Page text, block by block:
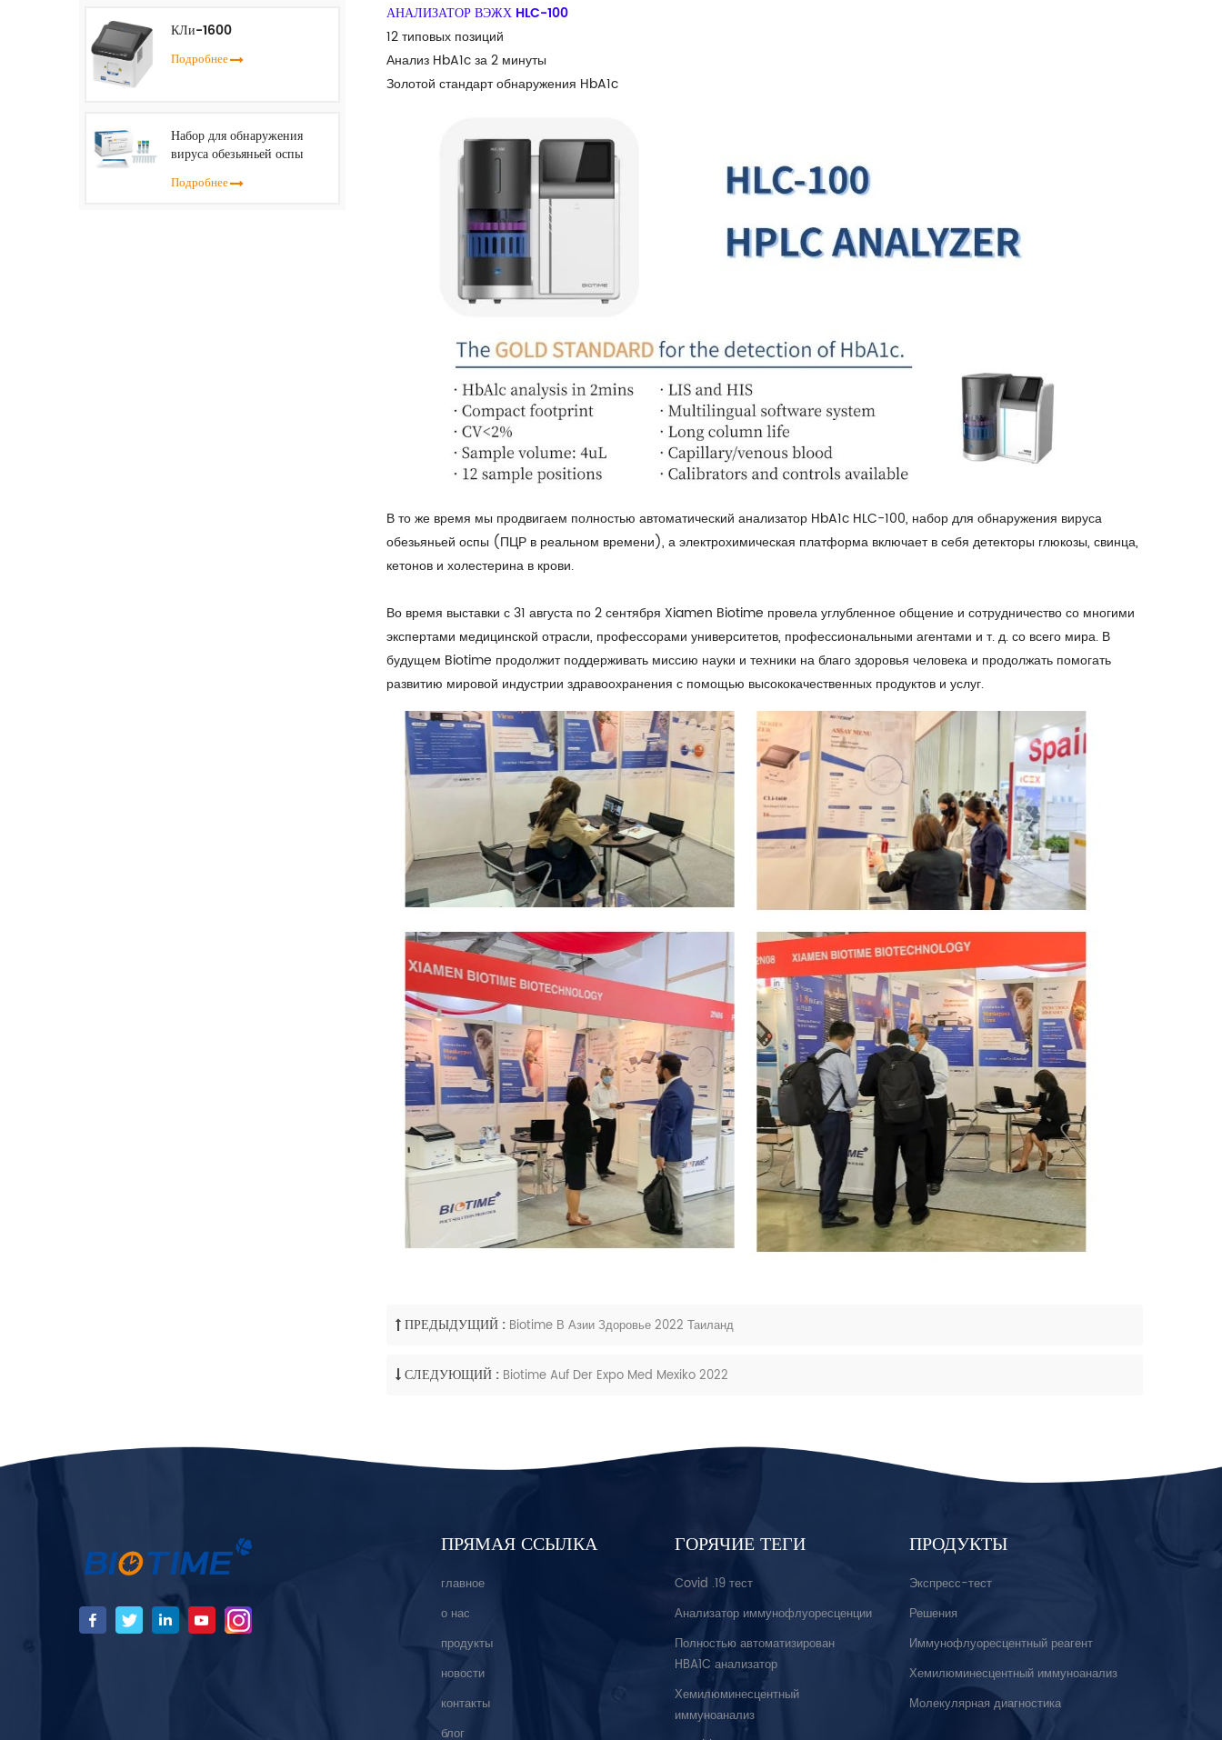
АНАЛИЗАТОР ВЭЖХ HLC-100
12 типовых позиций
Анализ HbA1c за 2 минуты
Золотой стандарт обнаружения HbA1c
В то же время мы продвигаем полностью автоматический анализатор HbA1c HLC-100, набор для обнаружения вируса
обезьяньей оспы (ПЦР в реальном времени), а электрохимическая платформа включает в себя детекторы глюкозы, свинца,
кетонов и холестерина в крови.
Во время выставки с 31 августа по 2 сентября Xiamen Biotime провела углубленное общение и сотрудничество со многими
экспертами медицинской отрасли, профессорами университетов, профессиональными агентами и т. д. со всего мира. В
будущем Biotime продолжит поддерживать миссию науки и техники на благо здоровья человека и продолжать помогать
развитию мировой индустрии здравоохранения с помощью высококачественных продуктов и услуг.
ПРЕДЫДУЩИЙ : Biotime В Азии Здоровье 2022 Таиланд
СЛЕДУЮЩИЙ : Biotime Auf Der Expo Med Mexiko 2022
КЛи-1600
Подробнее
Набор для обнаружения
вируса обезьяньей оспы
Подробнее
ПРЯМАЯ ССЫЛКА
главное
о нас
продукты
новости
контакты
блог
ГОРЯЧИЕ ТЕГИ
Covid .19 тест
Анализатор иммунофлуоресценции
Полностью автоматизирован
HBA1C анализатор
Хемилюминесцентный
иммуноанализ
ПРОДУКТЫ
Экспресс-тест
Решения
Иммунофлуоресцентный реагент
Хемилюминесцентный иммуноанализ
Молекулярная диагностика